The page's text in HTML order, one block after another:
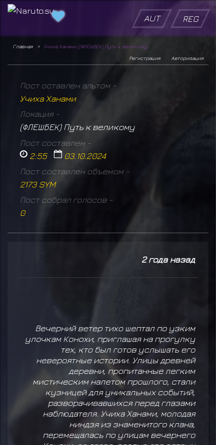
AUT REG
Главная
Учиха Ханами ((ФЛЕШБЕК) Путь к великому)
Авторизация
Регистрация
Пост оставлен альтом -
Учиха Ханами
Локация -
(ФЛЕШБЕК) Путь к великому
Пост составлен -
2:55 03.10.2024
Пост составлен объемом -
2173 SYM
Пост собрал голосов -
0
2 года назад
Вечерний ветер тихо шептал по узким
улочкам Конохи, приглашая на прогулку
тех, кто был готов услышать его
невероятные истории. Улицы древней
деревни, пропитанные легким
мистическим налетом прошлого, стали
кузницей для уникальных событий,
разворачивавшихся перед глазами
наблюдателя. Учиха Ханами, молодая
ниндзя из знаменитого клана,
перемещалась по улицам вечернего